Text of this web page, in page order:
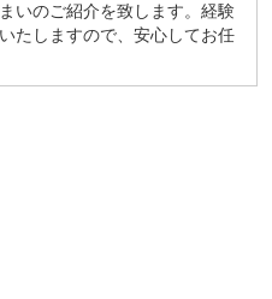
いのご紹介を致します。経験
たしますので、安心してお任